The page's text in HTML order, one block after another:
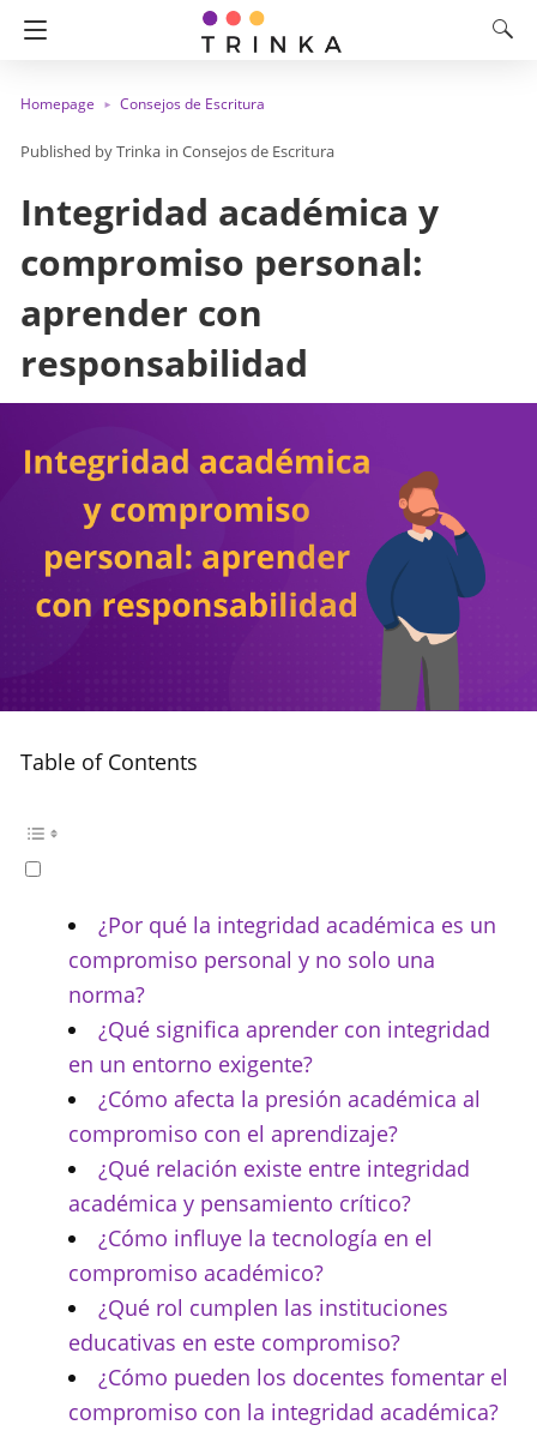
Homepage Consejos de Escritura
Trinka in Consejos de Escritura
Integridad académica y
compromiso personal:
aprender con
responsabilidad
Table of Contents
¿Por qué la integridad académica es un
compromiso personal y no solo una
norma?
¿Qué significa aprender con integridad
en un entorno exigente?
¿Cómo afecta la presión académica al
compromiso con el aprendizaje?
¿Qué relación existe entre integridad
académica y pensamiento crítico?
¿Cómo influye la tecnología en el
compromiso académico?
¿Qué rol cumplen las instituciones
educativas en este compromiso?
¿Cómo pueden los docentes fomentar el
compromiso con la integridad académica?